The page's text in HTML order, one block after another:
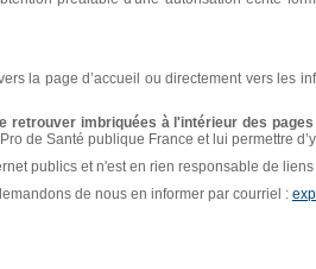
la page d’accueil ou directement vers les
retrouver imbriquées à l'intérieur des
de Santé publique France et lui permettre
publics et n'est en rien responsable de
de nous en informer par courriel :